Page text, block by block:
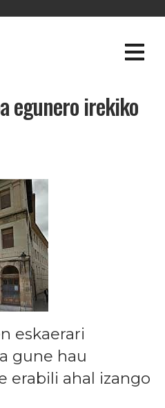
egunero irekiko
eskaerari
gune hau
erabili ahal izango